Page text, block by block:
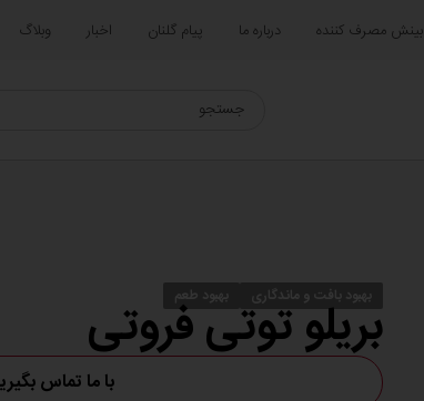
بینش مصرف کننده درباره ما پیام گلنان اخبار وبلاگ
بهبود بافت و ماندگاری بهبود طعم
بریلو توتی فروتی
با ما تماس